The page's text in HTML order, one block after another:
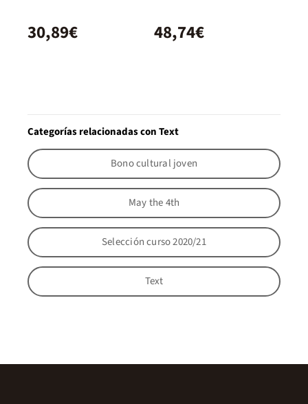
30,89€ 48,74€
Categorías relacionadas con Text
Bono cultural joven
May the 4th
Selección curso 2020/21
Text